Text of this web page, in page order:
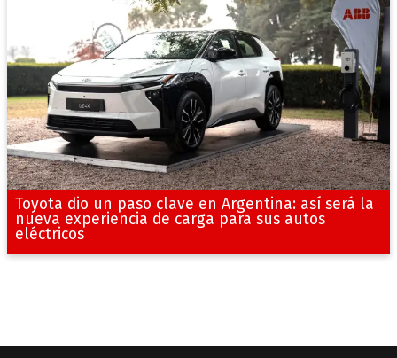
Toyota dio un paso clave en Argentina: así será la
nueva experiencia de carga para sus autos
eléctricos